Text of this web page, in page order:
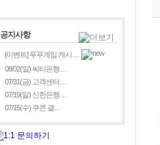
공지사항
[이벤트] 푸푸게임 캐시…
08/02(일) 씨티은행…
07/31(금) 고객센터…
07/19(일) 신한은행…
07/15(수) 쿠콘 결…